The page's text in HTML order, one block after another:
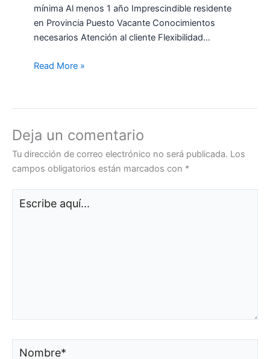
mínima Al menos 1 año Imprescindible residente
en Provincia Puesto Vacante Conocimientos
necesarios Atención al cliente Flexibilidad…
Read More »
Deja un comentario
Tu dirección de correo electrónico no será publicada. Los
campos obligatorios están marcados con *
aquí...